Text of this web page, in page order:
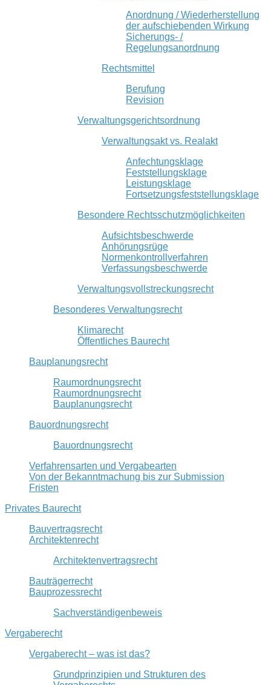
Anordnung / Wiederherstellung
der aufschiebenden Wirkung
Sicherungs- /
Regelungsanordnung
Rechtsmittel
Berufung
Revision
Verwaltungsgerichtsordnung
Verwaltungsakt vs. Realakt
Anfechtungsklage
Feststellungsklage
Leistungsklage
Fortsetzungsfeststellungsklage
Besondere Rechtsschutzmöglichkeiten
Aufsichtsbeschwerde
Anhörungsrüge
Normenkontrollverfahren
Verfassungsbeschwerde
Verwaltungsvollstreckungsrecht
Besonderes Verwaltungsrecht
Klimarecht
Öffentliches Baurecht
Bauplanungsrecht
Raumordnungsrecht
Raumordnungsrecht
Bauplanungsrecht
Bauordnungsrecht
Bauordnungsrecht
Verfahrensarten und Vergabearten
Von der Bekanntmachung bis zur Submission
Fristen
Privates Baurecht
Bauvertragsrecht
Architektenrecht
Architektenvertragsrecht
Bauträgerrecht
Bauprozessrecht
Sachverständigenbeweis
Vergaberecht
Vergaberecht – was ist das?
Grundprinzipien und Strukturen des